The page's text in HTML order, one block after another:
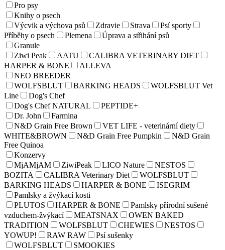
Pro psy
Knihy o psech
Výcvik a výchova psů
Zdravie Strava
Psí sporty
Příběhy o psech
Plemena
Úprava a střihání psů
Granule
Ziwi Peak
AATU
CALIBRA VETERINARY DIET
HARPER & BONE
ALLEVA
NEO BREEDER
WOLFSBLUT
BARKING HEADS
WOLFSBLUT Vet
Line
Dog's Chef
Dog's Chef NATURAL
PEPTIDE+
Dr. John
Farmina
N&D Grain Free Brown
VET LIFE - veterinární diety
WHITE&BROWN
N&D Grain Free Pumpkin
N&D Grain
Free Quinoa
Konzervy
MjAMjAM
ZiwiPeak LICO Nature
NESTOS
BOZITA
CALIBRA Veterinary Diet
WOLFSBLUT
BARKING HEADS
HARPER & BONE
ISEGRIM
Pamlsky a žvýkací kosti
PLUTOS
HARPER & BONE
Pamlsky přírodní sušené
vzduchem-žvýkací
MEATSNAX
OWEN BAKED
TRADITION
WOLFSBLUT CHEWIES
NESTOS
YOWUP!
RAW RAW
Psí sušenky
WOLFSBLUT
SMOOKIES